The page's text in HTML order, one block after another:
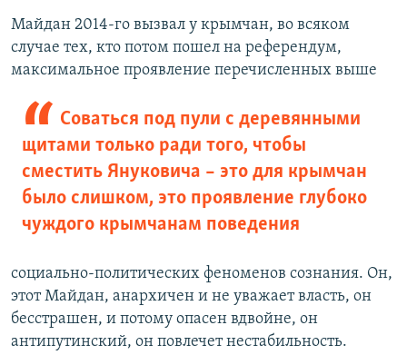
Майдан 2014-го вызвал у крымчан, во всяком
случае тех, кто потом пошел на референдум,
максимальное проявление перечисленных выше
Соваться под пули с деревянными
щитами только ради того, чтобы
сместить Януковича – это для крымчан
было слишком, это проявление глубоко
чуждого крымчанам поведения
социально-политических феноменов сознания. Он,
этот Майдан, анархичен и не уважает власть, он
бесстрашен, и потому опасен вдвойне, он
антипутинский, он повлечет нестабильность.